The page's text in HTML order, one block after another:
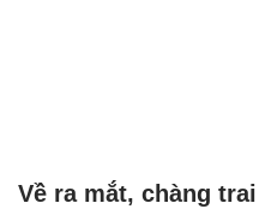
Về ra mắt, chàng